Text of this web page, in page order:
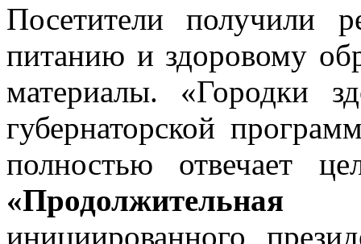
Посетители получили
питанию и здоровому
материалы. «Городки
губернаторской
полностью отвечает
инициированного